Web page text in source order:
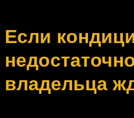
Если
владельца